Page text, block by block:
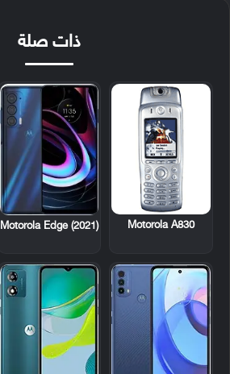
ذات صلة
Motorola A830
Motorola Edge (2021)